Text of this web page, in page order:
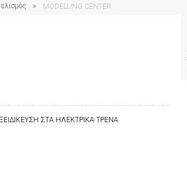
MODELLING CENTER
ΣΤΑ ΗΛΕΚΤΡΙΚΑ ΤΡΕΝΑ